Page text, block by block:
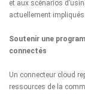
et aux scénarios
actuellement impliqués.
Soutenir une
connectés
Un connecteur cloud
ressources de la